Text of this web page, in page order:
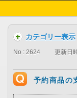
カテゴリー表示
No : 2624 更新日
予約商品の